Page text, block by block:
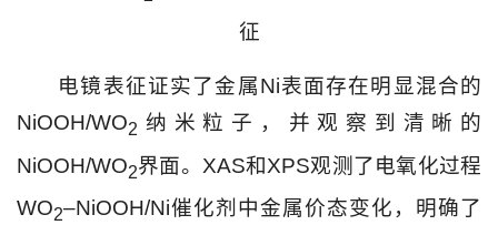
征
电镜表征证实了金属Ni表面存在明显混合的
NiOOH/WO2 纳米粒子，并观察到清晰的
NiOOH/WO2界面。XAS和XPS观测了电氧化过程
WO2–NiOOH/Ni催化剂中金属价态变化，明确了